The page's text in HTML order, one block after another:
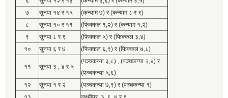
७
सुनपा १४ र १५
(कन्याम ७) र (कन्याम ८ र ९)
८
सुनपा १० र ११
(फिक्कल १,२) र (कन्याम १,२)
९
सुनपा ८ र ९
(फिक्कल ५) र (फिक्कल ३,४)
१०
सुनपा ६ र ७ (फिक्कल ६,९) र (फिक्कल ७,८)
११ सुनपा ३ , ४ र ५
(पञ्चकन्या ३,८) , (पञ्चकन्या २,४) र
(पञ्चकन्या ५,६)
१२
सुनपा १ र २
(पञ्चकन्या ७,९) र (पञ्चकन्या १)